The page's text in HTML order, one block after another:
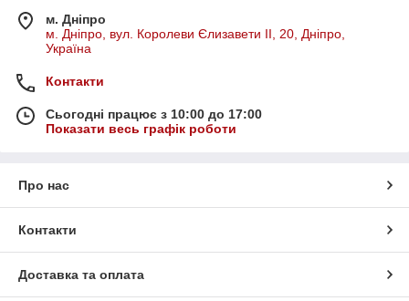
м. Дніпро
м. Дніпро, вул. Королеви Єлизавети ІІ, 20, Дніпро,
Україна
Контакти
Сьогодні працює з 10:00 до 17:00
Показати весь графік роботи
Про нас
Контакти
Доставка та оплата